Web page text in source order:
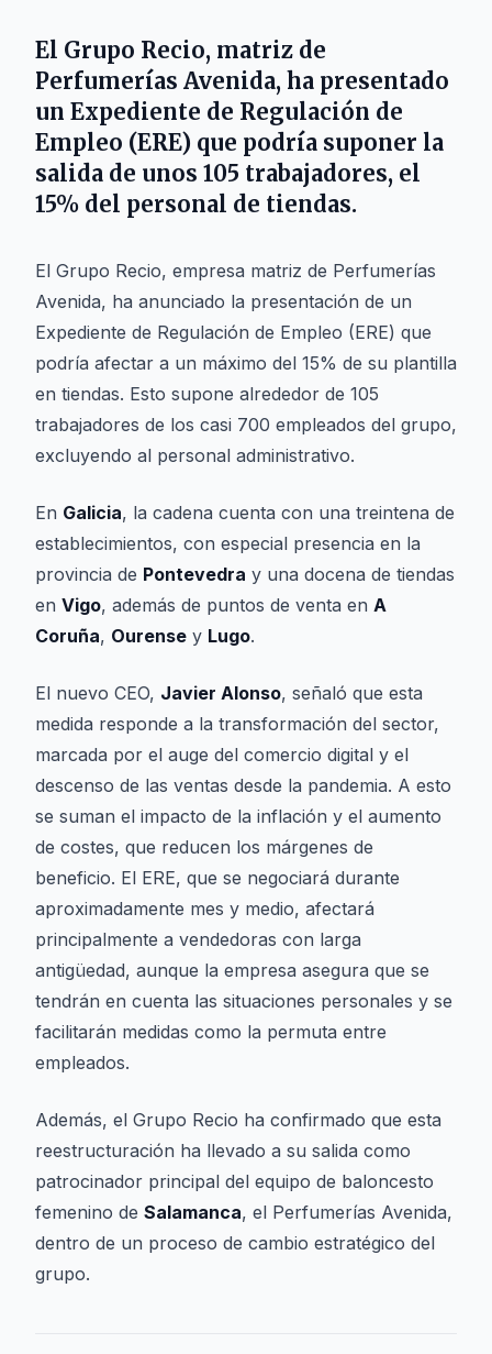
El Grupo Recio, matriz de
Perfumerías Avenida, ha presentado
un Expediente de Regulación de
Empleo (ERE) que podría suponer la
salida de unos 105 trabajadores, el
15% del personal de tiendas.
El Grupo Recio, empresa matriz de Perfumerías
Avenida, ha anunciado la presentación de un
Expediente de Regulación de Empleo (ERE) que
podría afectar a un máximo del 15% de su plantilla
en tiendas. Esto supone alrededor de 105
trabajadores de los casi 700 empleados del grupo,
excluyendo al personal administrativo.
En Galicia, la cadena cuenta con una treintena de
establecimientos, con especial presencia en la
provincia de Pontevedra y una docena de tiendas
en Vigo, además de puntos de venta en A
Coruña, Ourense y Lugo.
El nuevo CEO, Javier Alonso, señaló que esta
medida responde a la transformación del sector,
marcada por el auge del comercio digital y el
descenso de las ventas desde la pandemia. A esto
se suman el impacto de la inflación y el aumento
de costes, que reducen los márgenes de
beneficio. El ERE, que se negociará durante
aproximadamente mes y medio, afectará
principalmente a vendedoras con larga
antigüedad, aunque la empresa asegura que se
tendrán en cuenta las situaciones personales y se
facilitarán medidas como la permuta entre
empleados.
Además, el Grupo Recio ha confirmado que esta
reestructuración ha llevado a su salida como
patrocinador principal del equipo de baloncesto
femenino de Salamanca, el Perfumerías Avenida,
dentro de un proceso de cambio estratégico del
grupo.